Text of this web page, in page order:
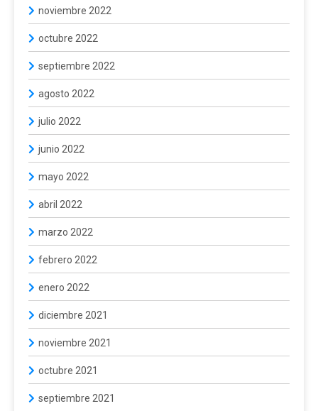
noviembre 2022
octubre 2022
septiembre 2022
agosto 2022
julio 2022
junio 2022
mayo 2022
abril 2022
marzo 2022
febrero 2022
enero 2022
diciembre 2021
noviembre 2021
octubre 2021
septiembre 2021